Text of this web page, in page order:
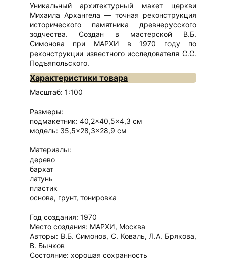
Уникальный архитектурный макет церкви
Михаила Архангела — точная реконструкция
исторического памятника древнерусского
зодчества. Создан в мастерской В.Б.
Симонова при МАРХИ в 1970 году по
реконструкции известного исследователя С.С.
Подъяпольского.
Характеристики товара
Масштаб: 1:100
Размеры:
подмакетник: 40,2×40,5×4,3 см
модель: 35,5×28,3×28,9 см
Материалы:
дерево
бархат
латунь
пластик
основа, грунт, тонировка
Год создания: 1970
Место создания: МАРХИ, Москва
Авторы: В.Б. Симонов, С. Коваль, Л.А. Брякова,
В. Бычков
Состояние: хорошая сохранность